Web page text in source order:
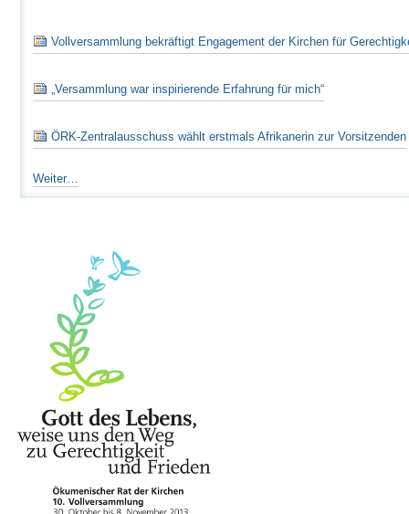
Vollversammlung bekräftigt Engagement der Kirchen für
„Versammlung war inspirierende Erfahrung für mich“
ÖRK-Zentralausschuss wählt erstmals Afrikanerin zur Vorsitzenden
Nachrichten
mit
Weiter…